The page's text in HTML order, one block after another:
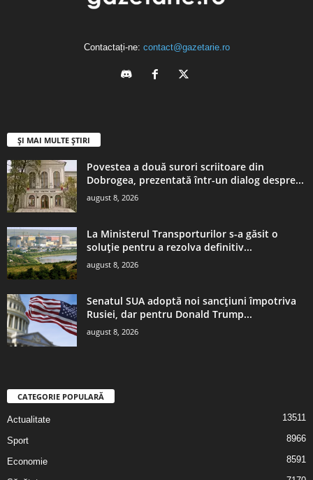
Contactați-ne: contact@gazetarie.ro
ȘI MAI MULTE ȘTIRI
Povestea a două surori scriitoare din
Dobrogea, prezentată într-un dialog despre...
august 8, 2026
La Ministerul Transporturilor s-a găsit o
soluție pentru a rezolva definitiv...
august 8, 2026
Senatul SUA adoptă noi sancțiuni împotriva
Rusiei, dar pentru Donald Trump...
august 8, 2026
CATEGORIE POPULARĂ
Actualitate 13511
Sport 8966
Economie 8591